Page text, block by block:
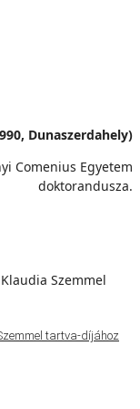
Dunaszerdahely)
Comenius Egyetem
doktorandusza.
tartva-díjához